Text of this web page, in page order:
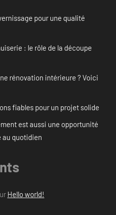
pour une qualité
: le rôle de la découpe
rénovation intérieure ? Voici
fiables pour un projet solide
est aussi une opportunité
au quotidien
Hello world!